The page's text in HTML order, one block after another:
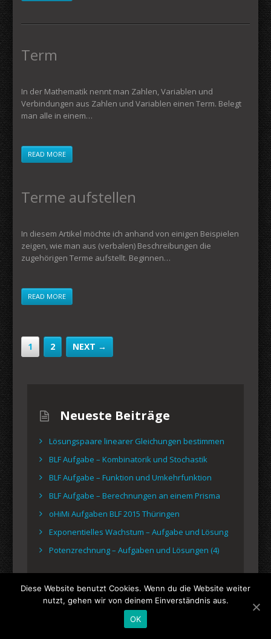
Term
In der Mathematik nennt man Zahlen, Variablen und
Verbindungen aus Zahlen und Variablen einen Term. Belegt
man alle in einem…
READ MORE
Terme aufstellen
In diesem Artikel möchte ich anhand von einigen Beispielen
zeigen, wie man aus (verbalen) Beschreibungen die
zugehörigen Terme aufstellt. Beginnen…
READ MORE
1 2 NEXT →
Neueste Beiträge
Lösungspaare linearer Gleichungen bestimmen
BLF Aufgabe – Kombinatorik und Stochastik
BLF Aufgabe – Funktion und Umkehrfunktion
BLF Aufgabe – Berechnungen an einem Prisma
oHiMi Aufgaben BLF 2015 Thüringen
Exponentielles Wachstum – Aufgabe und Lösung
Potenzrechnung – Aufgaben und Lösungen (4)
© 2026 Rechen-Fuchs.de
Sitemap
Impressum
Diese Website benutzt Cookies. Wenn du die Website weiter
nutzt, gehen wir von deinem Einverständnis aus.
OK